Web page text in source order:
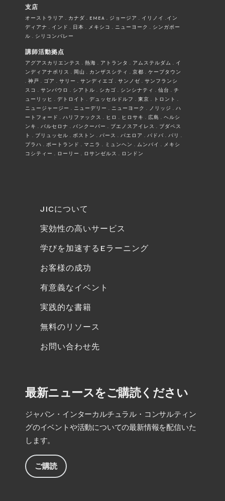
支店
オーストラリア . カナダ . EMEA . ジョージア . イリノイ .イン
ディアナ . インド . 日本 . メキシコ . ニューヨーク . シンガポー
ル . シリコンバレー
講師活動拠点
アグアスカリエンテス . 熱海 . アトランタ . アムステルダム . イ
ンディアナポリス . 岡山 . カンザスシティ . 京都 . ケープタウン
. 神戸 . ゴア . サリー . サンディエゴ . サンノゼ . サンフランシ
スコ . サンパウロ . シアトル . シカゴ . シンシナティ . 仙台 . チ
ューリッヒ . デトロイト . デュッセルドルフ . 東京 . トロント .
ニュージャージー . ニューデリー . ニューヨーク . ノリッジ . ハ
ートフォード . ハリファックス . ヒロ . ヒロサキ . 広島 . ヘルシ
ンキ . バルセロナ . バンクーバー . ブエノスアイレス . ブダペス
ト . ブリュッセル . ボストン . パース . パエロア . パドバ . パリ .
プラハ . ポートランド . マニラ . ミュンヘン . ムンバイ . メキシ
コシティー . ローリー . ロサンゼルス . ロンドン
JICについて
実効性の高いサービス
学びを加速するEラーニング
お客様の成功
有意義なイベント
実践的な書籍
無料のリソース
お問い合わせ先
最新ニュースをご購読ください
ジャパン・インターカルチュラル・コンサルティン
グのイベントや活動についての最新情報を配信いた
します。
ご購読